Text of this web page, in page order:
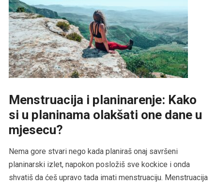
Menstruacija i planinarenje: Kako
si u planinama olakšati one dane u
mjesecu?
Nema gore stvari nego kada planiraš onaj savršeni
planinarski izlet, napokon posložiš sve kockice i onda
shvatiš da ćeš upravo tada imati menstruaciju. Menstruacija